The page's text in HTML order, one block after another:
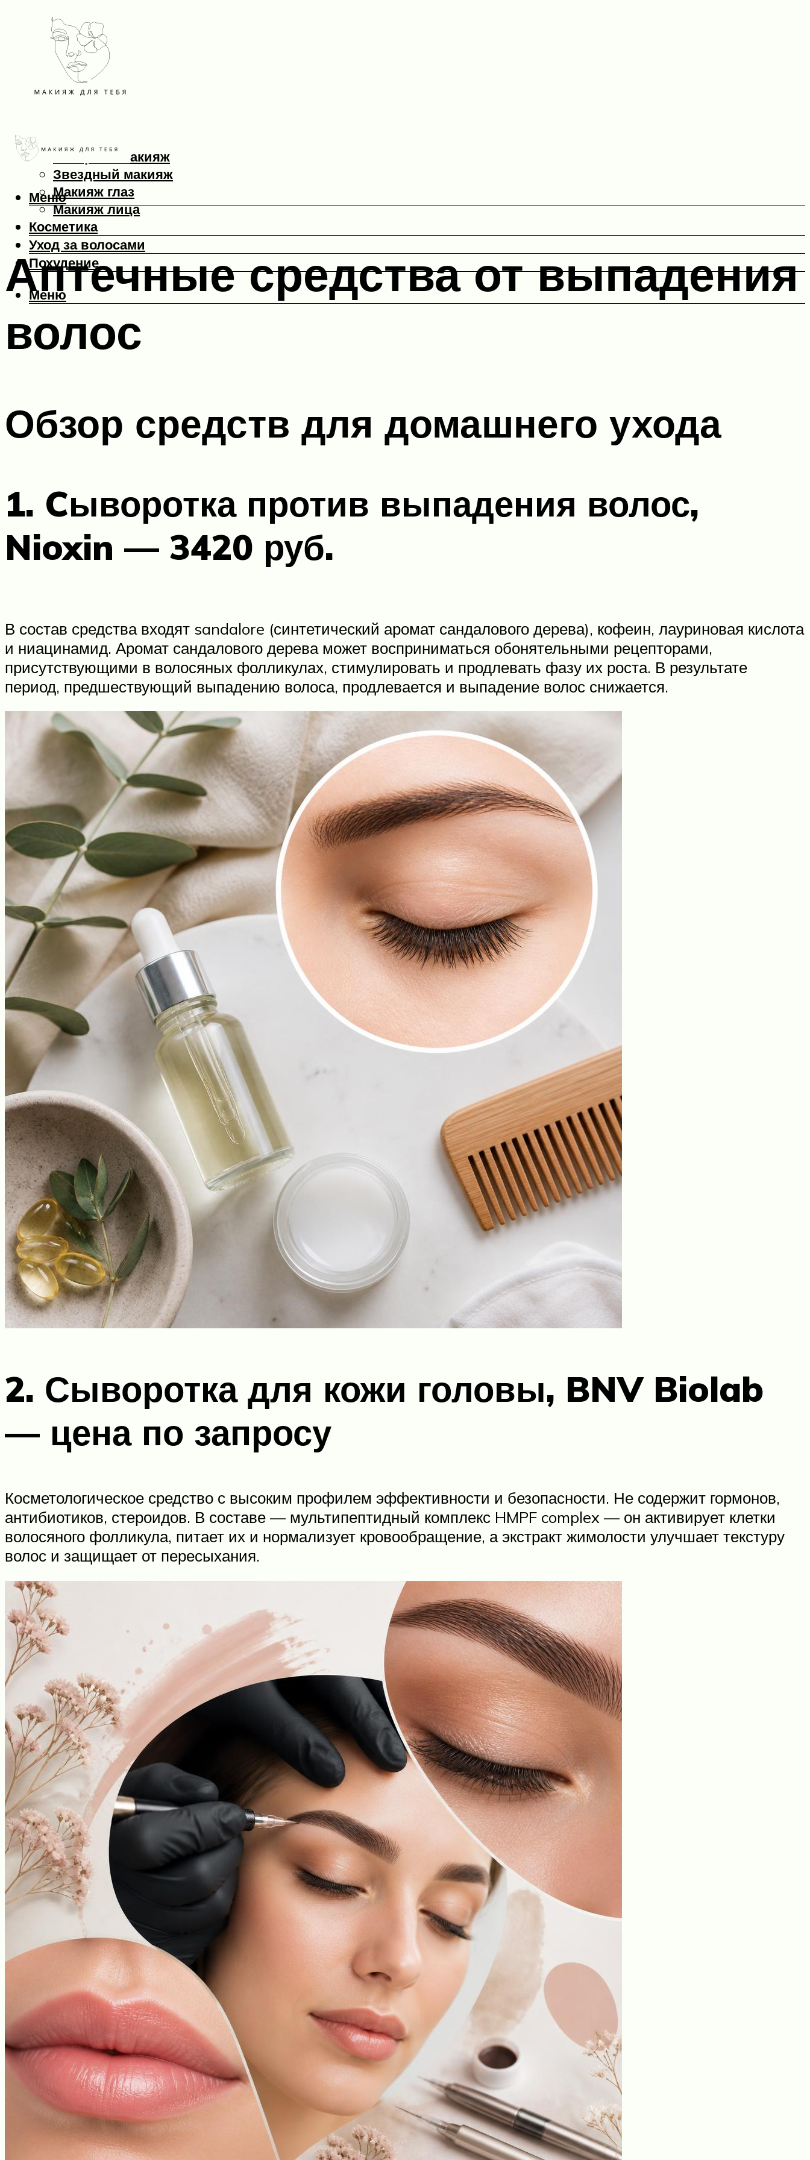
Макияж
Вечерний макияж
Звездный макияж
Макияж глаз
Макияж лица
Косметика
Уход за волосами
Похудение
Меню
Меню
Аптечные средства от выпадения
волос
Обзор средств для домашнего ухода
1. Cыворотка против выпадения волос,
Nioxin — 3420 руб.
В состав средства входят sandalore (синтетический аромат сандалового дерева), кофеин, лауриновая кислота
и ниацинамид. Аромат сандалового дерева может восприниматься обонятельными рецепторами,
присутствующими в волосяных фолликулах, стимулировать и продлевать фазу их роста. В результате
период, предшествующий выпадению волоса, продлевается и выпадение волос снижается.
2. Сыворотка для кожи головы, BNV Biolab
— цена по запросу
Косметологическое средство с высоким профилем эффективности и безопасности. Не содержит гормонов,
антибиотиков, стероидов. В составе — мультипептидный комплекс HMPF complex — он активирует клетки
волосяного фолликула, питает их и нормализует кровообращение, а экстракт жимолости улучшает текстуру
волос и защищает от пересыхания.